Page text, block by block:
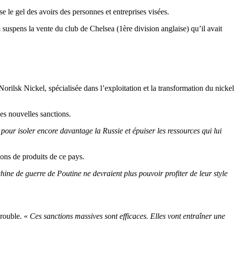
gel des avoirs des personnes et entreprises visées.
la vente du club de Chelsea (1ère division anglaise) qu’il avait
Nickel, spécialisée dans l’exploitation et la transformation du nickel
nouvelles sanctions.
isoler encore davantage la Russie et épuiser les ressources qui lui
de produits de ce pays.
de guerre de Poutine ne devraient plus pouvoir profiter de leur style
« Ces sanctions massives sont efficaces. Elles vont entraîner une